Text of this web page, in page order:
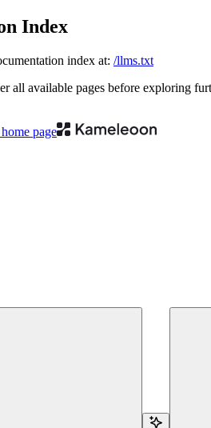
Index
index at: /llms.txt
all available pages before exploring
home page